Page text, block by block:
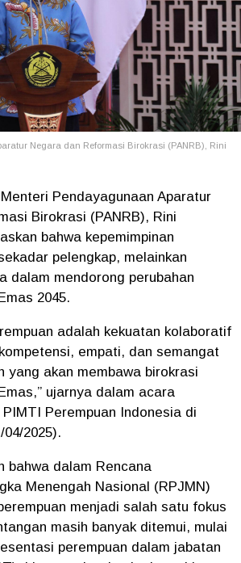
Negara dan Reformasi Birokrasi (PANRB), Rini
Pendayagunaan Aparatur
Birokrasi (PANRB), Rini
bahwa kepemimpinan
pelengkap, melainkan
dalam mendorong perubahan
2045.
adalah kekuatan kolaboratif
empati, dan semangat
yang akan membawa birokrasi
ujarnya dalam acara
Perempuan Indonesia di
2025).
bahwa dalam Rencana
Menengah Nasional (RPJMN)
menjadi salah satu fokus
masih banyak ditemui, mulai
perempuan dalam jabatan